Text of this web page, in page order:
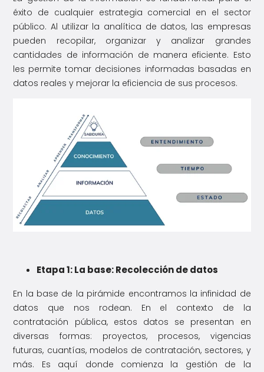
éxito de cualquier estrategia comercial en el sector
público. Al utilizar la analítica de datos, las empresas
pueden recopilar, organizar y analizar grandes
cantidades de información de manera eficiente. Esto
les permite tomar decisiones informadas basadas en
datos reales y mejorar la eficiencia de sus procesos.
Etapa 1: La base: Recolección de datos
En la base de la pirámide encontramos la infinidad de
datos que nos rodean. En el contexto de la
contratación pública, estos datos se presentan en
diversas formas: proyectos, procesos, vigencias
futuras, cuantías, modelos de contratación, sectores, y
más. Es aquí donde comienza la gestión de la